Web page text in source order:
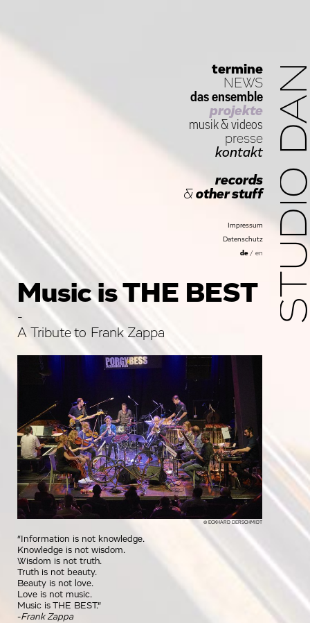
termine
NEWS
das ensemble
projekte
musik& videos
presse
kontakt
records
& other stuff
Impressum
Datenschutz
de/ en
Music is THE BEST
-
A Tribute to Frank Zappa
© ECKHARD DERSCHMIDT
“Information is not knowledge.
Knowledge is not wisdom.
Wisdom is not truth.
Truth is not beauty.
Beauty is not love.
Love is not music.
Music is THE BEST.”
-Frank Zappa